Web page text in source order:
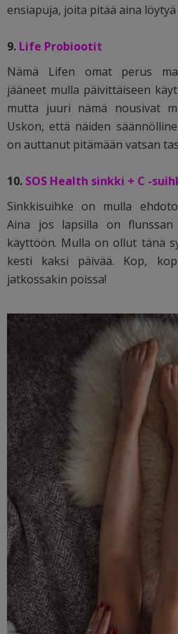
ensiapuja, joita pitää aina
9. Life Probiootit
Nämä Lifen omat perus
jääneet mulla päivittäiseen
mutta juuri nämä nousivat
Uskon, että näiden
on auttanut pitämään vatsan
10. SOS Health sinkki + C -
Sinkkisuihke on mulla
Aina jos lapsilla on
käyttöön. Mulla on ollut tänä
kesti kaksi päivää. Kop,
jatkossakin poissa!